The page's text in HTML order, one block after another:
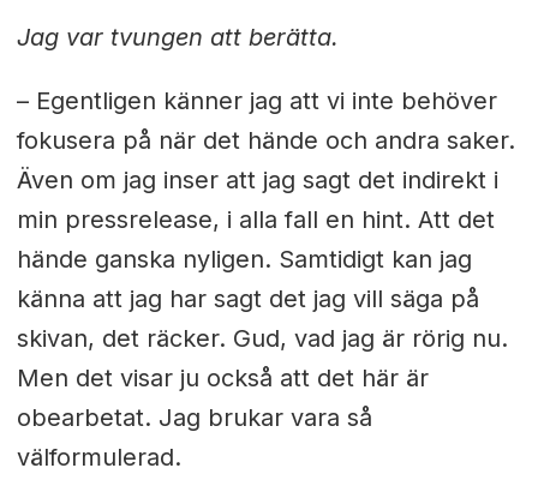
Jag var tvungen att berätta.
– Egentligen känner jag att vi inte behöver
fokusera på när det hände och andra saker.
Även om jag inser att jag sagt det indirekt i
min pressrelease, i alla fall en hint. Att det
hände ganska nyligen. Samtidigt kan jag
känna att jag har sagt det jag vill säga på
skivan, det räcker. Gud, vad jag är rörig nu.
Men det visar ju också att det här är
obearbetat. Jag brukar vara så
välformulerad.